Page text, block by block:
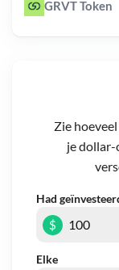
Zie
je dollar-
Had
Elke
$
GRVT Token